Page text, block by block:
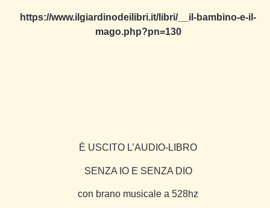
https://www.ilgiardinodeilibri.it/libri/__il-bambino-e-il-
mago.php?pn=130
È USCITO L’AUDIO-LIBRO
SENZA IO E SENZA DIO
con brano musicale a 528hz